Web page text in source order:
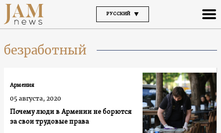
РУССКИЙ
безработный
Почему люди в Армении не борются
за свои трудовые права
Армения
05 августа, 2020